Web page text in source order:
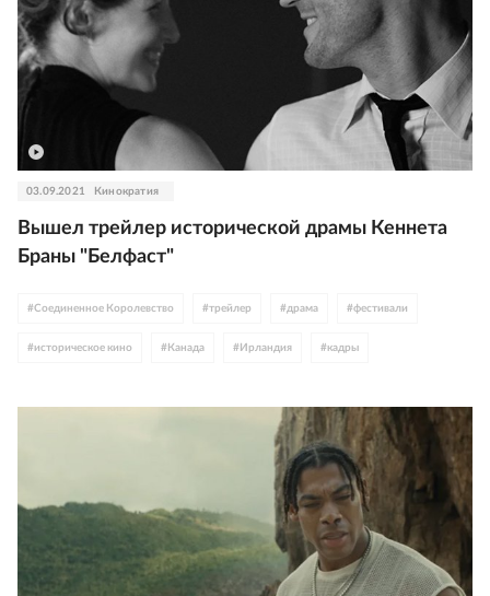
03.09.2021 Кинократия
Вышел трейлер исторической драмы Кеннета
Браны "Белфаст"
#Соединенное Королевство #трейлер # драма #фестивали
#историческое кино # Канада # Ирландия #кадры